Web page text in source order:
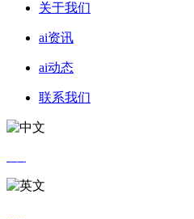
关于我们
ai资讯
ai动态
联系我们